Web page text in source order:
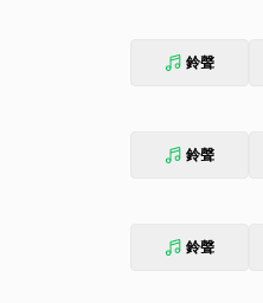
鈴聲
鈴聲
鈴聲